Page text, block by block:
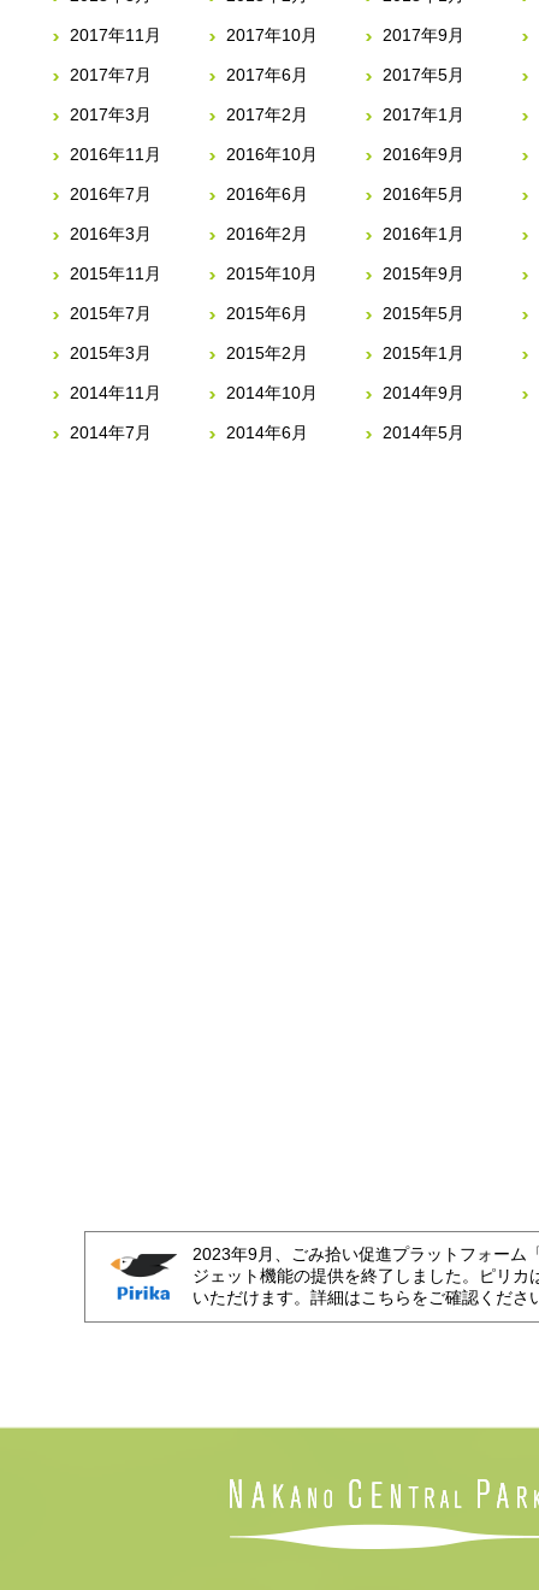
2017年11月 2017年10月 2017年9月
2017年7月 2017年6月 2017年5月
2017年3月 2017年2月 2017年1月
2016年11月 2016年10月 2016年9月
2016年7月 2016年6月 2016年5月
2016年3月 2016年2月 2016年1月
2015年11月 2015年10月 2015年9月
2015年7月 2015年6月 2015年5月
2015年3月 2015年2月 2015年1月
2014年11月 2014年10月 2014年9月
2014年7月 2014年6月 2014年5月
2023年9月、ごみ拾い促進プラットフォーム
ジェット機能の提供を終了しました。ピリカ
いただけます。詳細はこちらをご確認くださ